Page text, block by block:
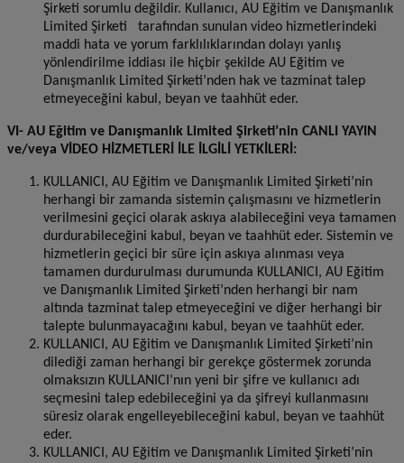
Şirketi sorumlu değildir. Kullanıcı, AU Eğitim ve Danışmanlık
Limited Şirketi tarafından sunulan video hizmetlerindeki
maddi hata ve yorum farklılıklarından dolayı yanlış
yönlendirilme iddiası ile hiçbir şekilde AU Eğitim ve
Danışmanlık Limited Şirketi’nden hak ve tazminat talep
etmeyeceğini kabul, beyan ve taahhüt eder.
VI- AU Eğitim ve Danışmanlık Limited Şirketi’nin CANLI YAYIN
ve/veya VİDEO HİZMETLERİ İLE İLGİLİ YETKİLERİ:
KULLANICI, AU Eğitim ve Danışmanlık Limited Şirketi’nin
herhangi bir zamanda sistemin çalışmasını ve hizmetlerin
verilmesini geçici olarak askıya alabileceğini veya tamamen
durdurabileceğini kabul, beyan ve taahhüt eder. Sistemin ve
hizmetlerin geçici bir süre için askıya alınması veya
tamamen durdurulması durumunda KULLANICI, AU Eğitim
ve Danışmanlık Limited Şirketi’nden herhangi bir nam
altında tazminat talep etmeyeceğini ve diğer herhangi bir
talepte bulunmayacağını kabul, beyan ve taahhüt eder.
KULLANICI, AU Eğitim ve Danışmanlık Limited Şirketi’nin
dilediği zaman herhangi bir gerekçe göstermek zorunda
olmaksızın KULLANICI’nın yeni bir şifre ve kullanıcı adı
seçmesini talep edebileceğini ya da şifreyi kullanmasını
süresiz olarak engelleyebileceğini kabul, beyan ve taahhüt
eder.
KULLANICI, AU Eğitim ve Danışmanlık Limited Şirketi’nin